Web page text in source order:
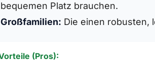
bequemen Platz brauchen.
Großfamilien: Die einen robusten,
(Pros):